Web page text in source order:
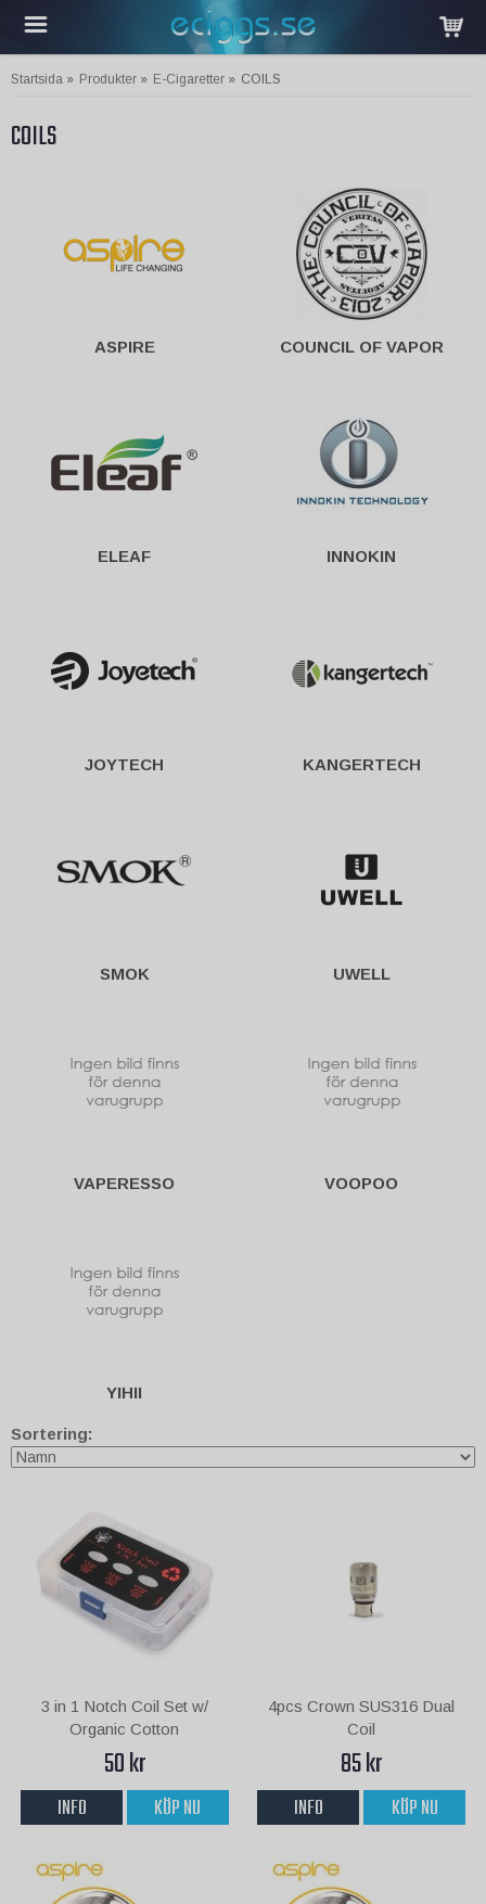
Startsida » Produkter » E-Cigaretter » COILS
COILS
ASPIRE COUNCIL OF VAPOR
ELEAF INNOKIN
JOYTECH KANGERTECH
SMOK UWELL
VAPERESSO VOOPOO
YIHII
Sortering:
3 in 1 Notch Coil Set w/
Organic Cotton
50 kr
INFO KÖP NU
4pcs Crown SUS316 Dual
Coil
85 kr
INFO KÖP NU